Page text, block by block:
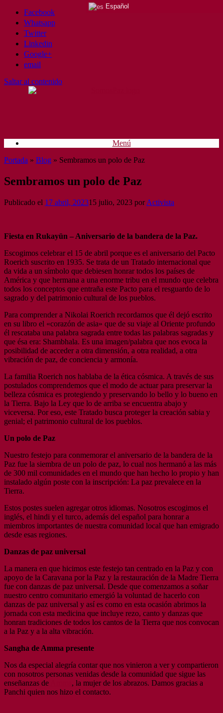
Facebook
Whatsapp
Twitter
Linkedin
Google+
email
Saltar al contenido
Menú
Portada » Blog » Sembramos un polo de Paz
Sembramos un polo de Paz
Publicado el 17 abril, 202315 julio, 2023 porActivista
Fiesta en Rukayün – Aniversario de la bandera de la Paz.
Escogimos celebrar el 15 de abril porque es el aniversario del Pacto
Roerich suscrito en 1935. Se trata de un Tratado internacional que
da vida a un símbolo que debiesen honrar todos los países de
América y que hermana a una enorme tribu en el mundo que celebra
todos los conceptos que entraña este Pacto para el resguardo de lo
sagrado y del patrimonio cultural de los pueblos.
Para comprender a Nikolai Roerich recordamos que él dejó escrito
en su libro el «corazón de asia» que de su viaje al Oriente profundo
él rescataba una palabra sagrada entre todas las palabras sagradas y
que ésa era: Shambhala. Es una imagen/palabra que nos evoca la
posibilidad de acceder a otra dimensión, a otra realidad, a otra
vibración de paz, de conciencia y armonía.
La familia Roerich nos hablaba de la ética cósmica. A través de sus
postulados comprendemos que el modo de actuar para preservar la
belleza cósmica es protegiendo y preservando lo bello y lo bueno en
la Tierra. Bajo la Ley que lo de arriba se encuentra abajo y
viceversa. Por eso, este Tratado busca proteger la creación sabia y
genial; el patrimonio cultural de los pueblos.
Un polo de Paz
Nuestro festejo para conmemorar el aniversario de la bandera de la
Paz fue la siembra de un polo de paz, lo cual nos hermanó a las más
de 300 mil comunidades en el mundo que han hecho lo propio y han
instalado algún poste con la inscripción: La paz prevalece en la
Tierra.
Estos postes suelen agregar otros idiomas. Nosotros escogimos el
inglés, el hindi y el turco, además del español para honrar a
miembros importantes de nuestra comunidad local que han emigrado
desde esas regiones.
Danzas de paz universal
La manera en que hicimos este festejo tan centrado en la Paz y con
apoyo de la Caravana por la Paz y la restauración de la Madre Tierra
fue con danzas de paz universal. Desde que comenzamos a soñar
nuestro centro comunitario emergió la voluntad de hacerlo con
danzas de paz universal y así es como en esta ocasión abrimos la
jornada con esta medicina que incluye rezo, canto y danzas que
honran tradiciones de todos los cantos de la Tierra que nos convocan
a la Paz y a la alta vibración.
Sangha de Amma presente
Nos da especial alegría contar que nos vinieron a ver y compartieron
con nosotros personas venidas desde la comunidad que sigue las
enseñanzas de
, la mujer de los abrazos. Damos gracias a
Panchi quien nos hizo el contacto.
Español